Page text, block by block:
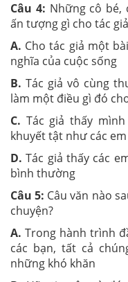
Câu 4: Những cô bé,
ấn tượng gì cho tác
A. Cho tác giả một
nghĩa của cuộc sống
B. Tác giả vô cùng
làm một điều gì đó
C. Tác giả thấy
khuyết tật như các em
D. Tác giả thấy các
bình thường
Câu 5: Câu văn nào
chuyện?
A. Trong hành trình
các bạn, tất cả
những khó khăn